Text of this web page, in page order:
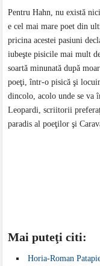
Pentru Hahn, nu există
e cel mai mare poet din
pricina acestei pasiuni
iubeşte pisicile mai mult
soartă minunată după
poeţi, într-o pisică şi
dincolo, acolo unde se
Leopardi, scriitorii
paradis al poeţilor şi
Mai puteţi citi:
Horia-Roman